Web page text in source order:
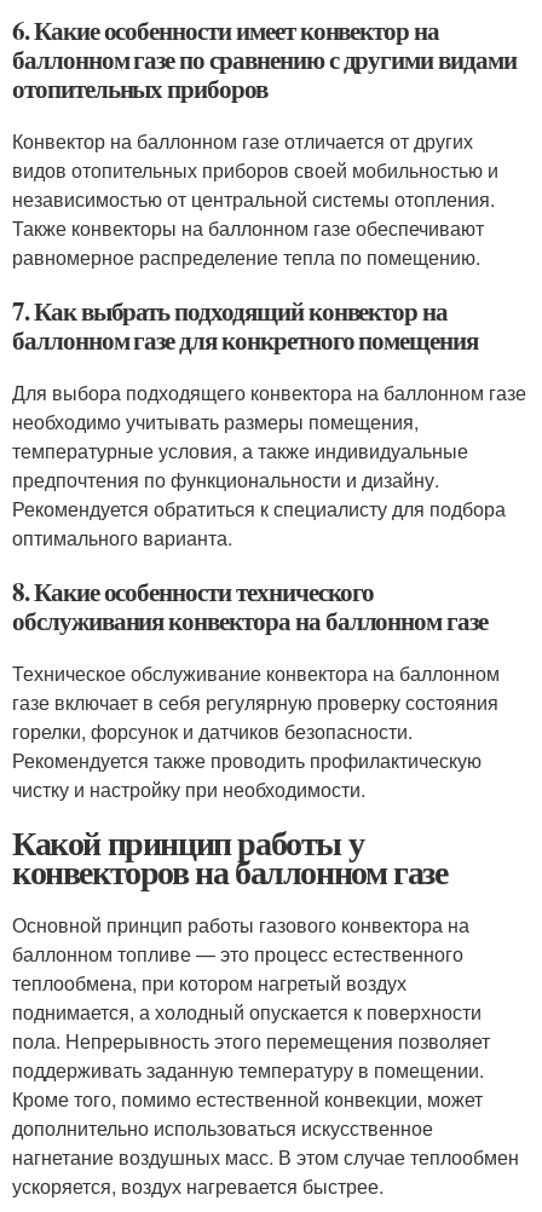
6. Какие особенности имеет конвектор на
баллонном газе по сравнению с другими видами
отопительных приборов
Конвектор на баллонном газе отличается от других
видов отопительных приборов своей мобильностью и
независимостью от центральной системы отопления.
Также конвекторы на баллонном газе обеспечивают
равномерное распределение тепла по помещению.
7. Как выбрать подходящий конвектор на
баллонном газе для конкретного помещения
Для выбора подходящего конвектора на баллонном газе
необходимо учитывать размеры помещения,
температурные условия, а также индивидуальные
предпочтения по функциональности и дизайну.
Рекомендуется обратиться к специалисту для подбора
оптимального варианта.
8. Какие особенности технического
обслуживания конвектора на баллонном газе
Техническое обслуживание конвектора на баллонном
газе включает в себя регулярную проверку состояния
горелки, форсунок и датчиков безопасности.
Рекомендуется также проводить профилактическую
чистку и настройку при необходимости.
Какой принцип работы у
конвекторов на баллонном газе
Основной принцип работы газового конвектора на
баллонном топливе — это процесс естественного
теплообмена, при котором нагретый воздух
поднимается, а холодный опускается к поверхности
пола. Непрерывность этого перемещения позволяет
поддерживать заданную температуру в помещении.
Кроме того, помимо естественной конвекции, может
дополнительно использоваться искусственное
нагнетание воздушных масс. В этом случае теплообмен
ускоряется, воздух нагревается быстрее.